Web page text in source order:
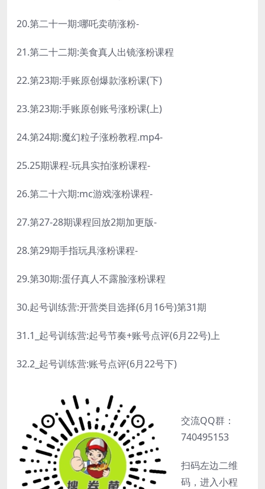
20.第二十一期:哪吒卖萌涨粉-
21.第二十二期:美食真人出镜涨粉课程
22.第23期:手账原创爆款涨粉课(下)
23.第23期:手账原创账号涨粉课(上)
24.第24期:魔幻粒子涨粉教程.mp4-
25.25期课程-玩具实拍涨粉课程-
26.第二十六期:mc游戏涨粉课程-
27.第27-28期课程回放2期加更版-
28.第29期手指玩具涨粉课程-
29.第30期:蛋仔真人不露脸涨粉课程
30.起号训练营:开营类目选择(6月16号)第31期
31.1_起号训练营:起号节奏+账号点评(6月22号)上
32.2_起号训练营:账号点评(6月22号下)
交流QQ群：
740495153
扫码左边二维
码，进入小程